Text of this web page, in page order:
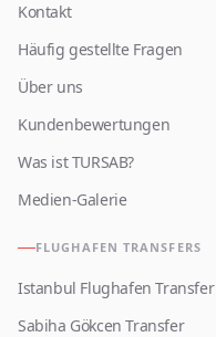
Kontakt
Häufig gestellte Fragen
Über uns
Kundenbewertungen
Was ist TURSAB?
Medien-Galerie
FLUGHAFEN TRANSFERS
Istanbul Flughafen Transfer
Sabiha Gökcen Transfer